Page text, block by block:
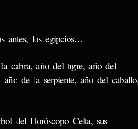
antes, los egipcios…
cabra, año del tigre, año del
de la serpiente, año del caballo,
del Horóscopo Celta, sus